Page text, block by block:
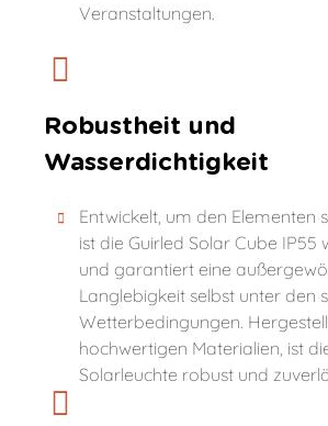
Veranstaltungen.
Robustheit und
Wasserdichtigkeit
Entwickelt, um den Elementen
ist die Guirled Solar Cube IP55
und garantiert eine
Langlebigkeit selbst unter den
Wetterbedingungen.
hochwertigen Materialien, ist
Solarleuchte robust und